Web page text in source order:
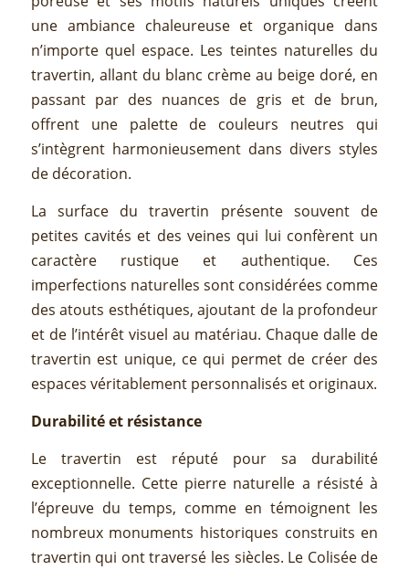
une ambiance chaleureuse et organique dans
n’importe quel espace. Les teintes naturelles du
travertin, allant du blanc crème au beige doré, en
passant par des nuances de gris et de brun,
offrent une palette de couleurs neutres qui
s’intègrent harmonieusement dans divers styles
de décoration.
La surface du travertin présente souvent de
petites cavités et des veines qui lui confèrent un
caractère rustique et authentique. Ces
imperfections naturelles sont considérées comme
des atouts esthétiques, ajoutant de la profondeur
et de l’intérêt visuel au matériau. Chaque dalle de
travertin est unique, ce qui permet de créer des
espaces véritablement personnalisés et originaux.
Durabilité et résistance
Le travertin est réputé pour sa durabilité
exceptionnelle. Cette pierre naturelle a résisté à
l’épreuve du temps, comme en témoignent les
nombreux monuments historiques construits en
travertin qui ont traversé les siècles. Le Colisée de